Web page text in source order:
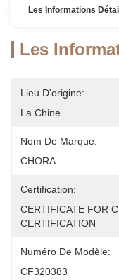
Les Informations
Les
Lieu D'origine:
La Chine
Nom De Marque:
CHORA
Certification:
CERTIFICATE FOR
CERTIFICATION
Numéro De Modèle:
CF320383